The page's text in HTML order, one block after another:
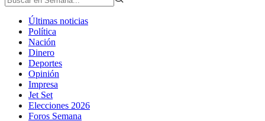
Últimas noticias
Política
Nación
Dinero
Deportes
Opinión
Impresa
Jet Set
Elecciones 2026
Foros Semana